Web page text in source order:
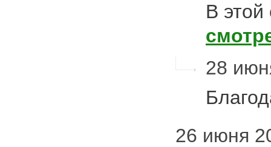
В этой
28
26 июня